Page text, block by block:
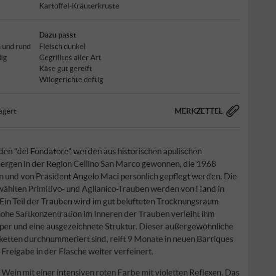
Kartoffel‑Kräuterkruste
rund
Dazu passt
Fleisch dunkel
Gegrilltes aller Art
Käse gut gereift
Wildgerichte deftig
MERKZETTEL
"del Fondatore" werden aus historischen apulischen
in der Region Cellino San Marco gewonnen, die 1968
und von Präsident Angelo Maci persönlich gepflegt werden. Die
Primitivo- und Aglianico-Trauben werden von Hand in
Teil der Trauben wird im gut belüfteten Trocknungsraum
Saftkonzentration im Inneren der Trauben verleiht ihm
und eine ausgezeichnete Struktur. Dieser außergewöhnliche
durchnummeriert sind, reift 9 Monate in neuen Barriques
in der Flasche weiter verfeinert.
mit einer intensiven roten Farbe mit violetten Reflexen. Das